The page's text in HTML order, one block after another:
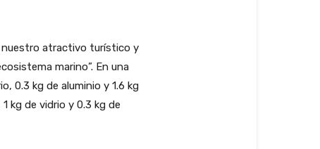
nuestro atractivo turístico y
marino”. En una
0.3 kg de aluminio y 1.6 kg
kg de vidrio y 0.3 kg de